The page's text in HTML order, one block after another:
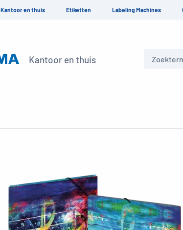
Kantoor en thuis Etiketten Labeling Machines
Kantoor en thuis